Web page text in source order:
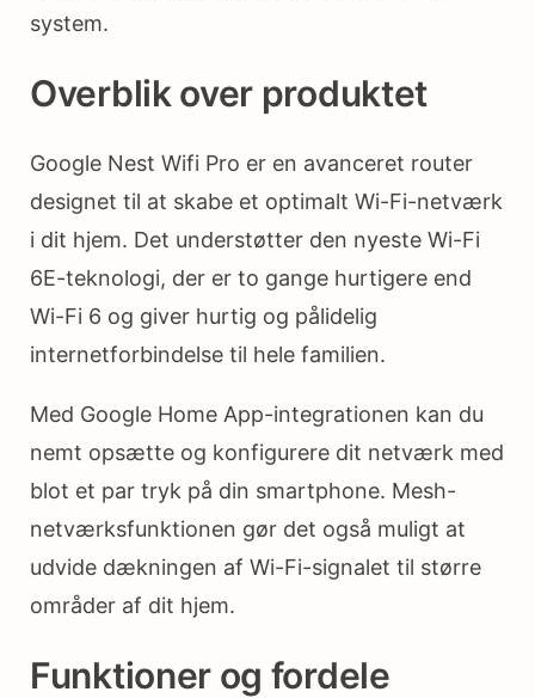
system.
Overblik over produktet
Google Nest Wifi Pro er en avanceret router
designet til at skabe et optimalt Wi-Fi-netværk
i dit hjem. Det understøtter den nyeste Wi-Fi
6E-teknologi, der er to gange hurtigere end
Wi-Fi 6 og giver hurtig og pålidelig
internetforbindelse til hele familien.
Med Google Home App-integrationen kan du
nemt opsætte og konfigurere dit netværk med
blot et par tryk på din smartphone. Mesh-
netværksfunktionen gør det også muligt at
udvide dækningen af Wi-Fi-signalet til større
områder af dit hjem.
Funktioner og fordele